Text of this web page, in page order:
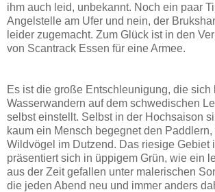
ihm auch leid, unbekannt. Noch ein paar
Angelstelle am Ufer und nein, der
leider zugemacht. Zum Glück ist in den
von Scantrack Essen für eine Armee.
Es ist die große Entschleunigung, die sich
Wasserwandern auf dem schwedischen
selbst einstellt. Selbst in der Hochsaison
kaum ein Mensch begegnet den Paddlern,
Wildvögel im Dutzend. Das riesige Gebiet
präsentiert sich in üppigem Grün, wie ein
aus der Zeit gefallen unter malerischen
die jeden Abend neu und immer anders